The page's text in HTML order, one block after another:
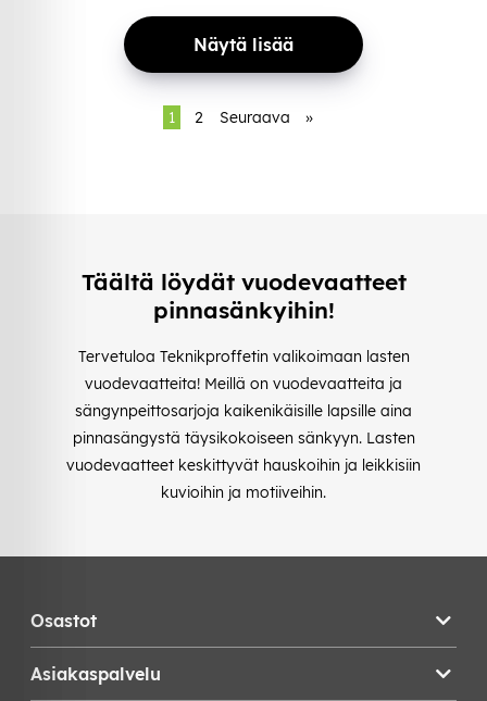
Näytä lisää
1 2 Seuraava »
Täältä löydät vuodevaatteet
pinnasänkyihin!
Tervetuloa Teknikproffetin valikoimaan lasten
vuodevaatteita! Meillä on vuodevaatteita ja
sängynpeittosarjoja kaikenikäisille lapsille aina
pinnasängystä täysikokoiseen sänkyyn. Lasten
vuodevaatteet keskittyvät hauskoihin ja leikkisiin
kuvioihin ja motiiveihin.
Osastot
Asiakaspalvelu